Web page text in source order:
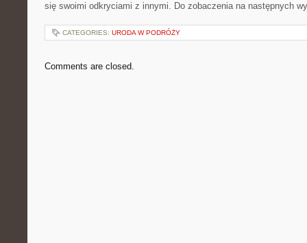
‍się swoimi odkryciami z innymi. Do‌ zobaczenia na następnych
CATEGORIES: URODA W PODRÓŻY
Comments are closed.